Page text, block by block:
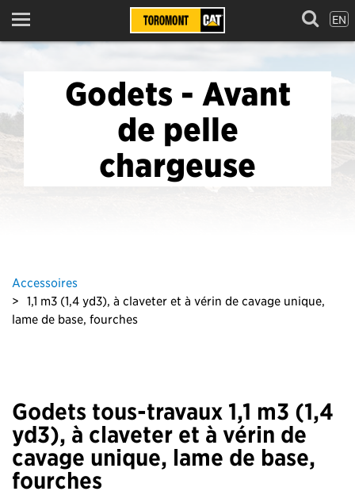
Menu EN
Godets - Avant
de pelle
chargeuse
Accessoires
1,1 m3 (1,4 yd3), à claveter et à vérin de cavage unique,
lame de base, fourches
Godets tous-travaux 1,1 m3 (1,4
yd3), à claveter et à vérin de
cavage unique, lame de base,
fourches